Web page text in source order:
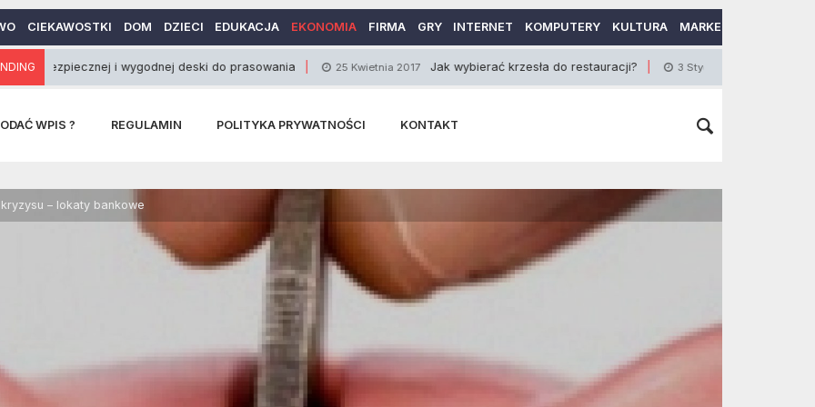
CIEKAWOSTKI DOM DZIECI EDUKACJA EKONOMIA FIRMA GRY INTERNET KOMPUTERY KULTURA MARKETING
i wygodnej deski do prasowania 25 Kwietnia 2017 Jak wybierać krzesła do restauracji? 3 Stycznia 2019 Szybki i sprawny
WPIS ? REGULAMIN POLITYKA PRYWATNOŚCI KONTAKT
– lokaty bankowe